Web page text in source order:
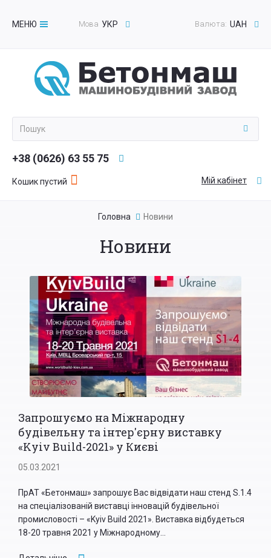
МЕНЮ
Toggle
Валюта: UAH
Мова УКР
+38 (0626) 63 55 75
Кошик пустий Мій кабінет
Головна Новини
Новини
Запрошуємо на Міжнародну
будівельну та інтер'єрну виставку
«Kyiv Build-2021» у Києві
05.03.2021
ПрАТ «Бетонмаш» запрошує Вас відвідати наш стенд S.1.4
на спеціалізованій виставці інновацій будівельної
промисловості – «Kyiv Build 2021». Виставка відбудеться
18-20 травня 2021 у Міжнародному...